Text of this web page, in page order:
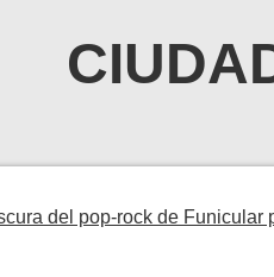
del pop-rock de Funicular